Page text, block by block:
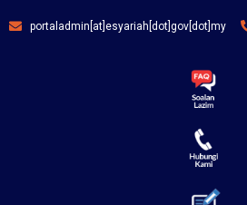
portaladmin[at]esyariah[dot]gov[dot]my